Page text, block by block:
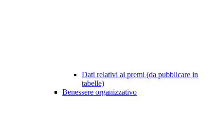
Dati relativi ai premi (da pubblicare in
tabelle)
Benessere organizzativo